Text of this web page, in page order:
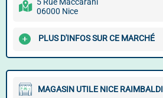
06000 Nice
PLUS D'INFOS SUR CE MARCHÉ
MAGASIN UTILE NICE RAIMBALDI